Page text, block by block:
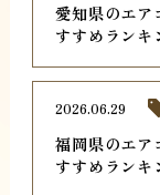
愛知県のエア
すすめランキ
福岡県のエア
すすめランキ
2026.06.29